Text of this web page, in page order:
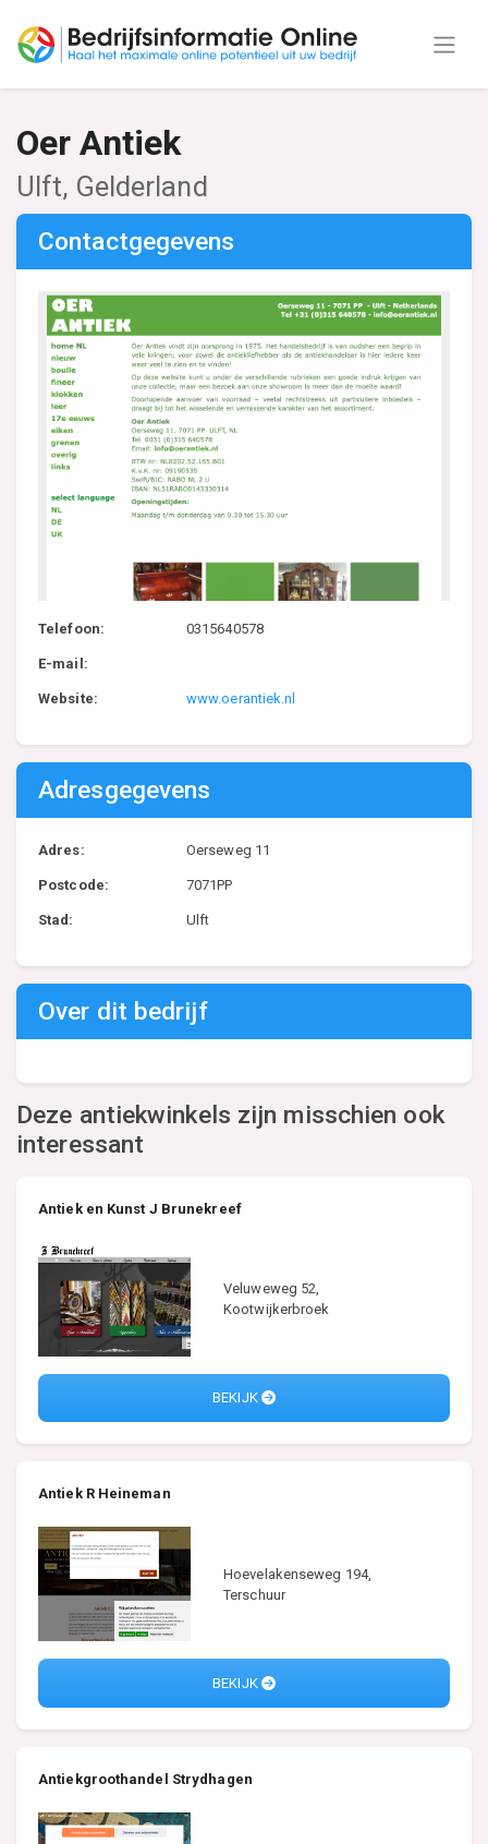
Oer Antiek
Ulft, Gelderland
Contactgegevens
Telefoon: 0315640578
E-mail:
Website: www.oerantiek.nl
Adresgegevens
Adres: Oerseweg 11
Postcode: 7071PP
Stad: Ulft
Over dit bedrijf
Deze antiekwinkels zijn misschien ook
interessant
Antiek en Kunst J Brunekreef
Veluweweg 52,
Kootwijkerbroek
BEKIJK
Antiek R Heineman
Hoevelakenseweg 194,
Terschuur
BEKIJK
Antiekgroothandel Strydhagen